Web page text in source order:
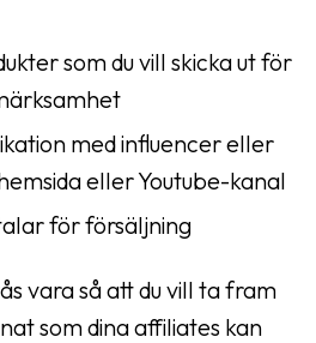
som du vill skicka ut för
med influencer eller
eller Youtube-kanal
för försäljning
vara så att du vill ta fram
som dina affiliates kan